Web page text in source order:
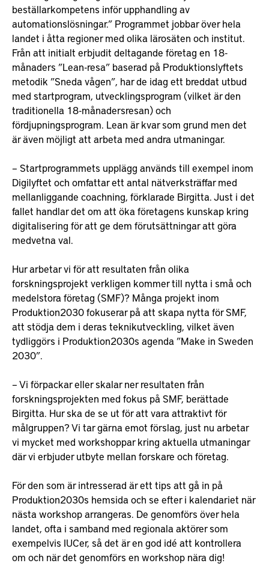
beställarkompetens inför upphandling av
automationslösningar.” Programmet jobbar över hela
landet i åtta regioner med olika lärosäten och institut.
Från att initialt erbjudit deltagande företag en 18-
månaders ”Lean-resa” baserad på Produktionslyftets
metodik ”Sneda vågen”, har de idag ett breddat utbud
med startprogram, utvecklingsprogram (vilket är den
traditionella 18-månadersresan) och
fördjupningsprogram. Lean är kvar som grund men det
är även möjligt att arbeta med andra utmaningar.
– Startprogrammets upplägg används till exempel inom
Digilyftet och omfattar ett antal nätverksträffar med
mellanliggande coachning, förklarade Birgitta. Just i det
fallet handlar det om att öka företagens kunskap kring
digitalisering för att ge dem förutsättningar att göra
medvetna val.
Hur arbetar vi för att resultaten från olika
forskningsprojekt verkligen kommer till nytta i små och
medelstora företag (SMF)? Många projekt inom
Produktion2030 fokuserar på att skapa nytta för SMF,
att stödja dem i deras teknikutveckling, vilket även
tydliggörs i Produktion2030s agenda ”Make in Sweden
2030”.
– Vi förpackar eller skalar ner resultaten från
forskningsprojekten med fokus på SMF, berättade
Birgitta. Hur ska de se ut för att vara attraktivt för
målgruppen? Vi tar gärna emot förslag, just nu arbetar
vi mycket med workshoppar kring aktuella utmaningar
där vi erbjuder utbyte mellan forskare och företag.
För den som är intresserad är ett tips att gå in på
Produktion2030s hemsida och se efter i kalendariet när
nästa workshop arrangeras. De genomförs över hela
landet, ofta i samband med regionala aktörer som
exempelvis IUCer, så det är en god idé att kontrollera
om och när det genomförs en workshop nära dig!